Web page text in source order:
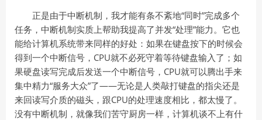
正是由于中断机制，我才能有条不紊地“同时”完成多个
任务，中断机制实质上帮助我提高了并发“处理”能力。它也
能给计算机系统带来同样的好处：如果在键盘按下的时候会
得到一个中断信号，CPU就不必死守着等待键盘输入了；如
果硬盘读写完成后发送一个中断信号，CPU就可以腾出手来
集中精力“服务大众”了——无论是人类敲打键盘的指尖还是
来回读写介质的磁头，跟CPU的处理速度相比，都太慢了。
没有中断机制，就像我们苦守厨房一样，计算机谈不上有什